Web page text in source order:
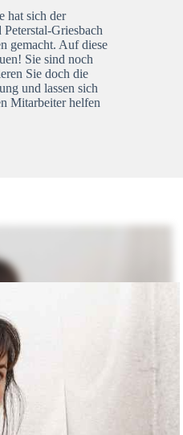
hat sich der
Griesbach
gemacht. Auf diese
Sie sind noch
Sie doch die
und lassen sich
Mitarbeiter helfen